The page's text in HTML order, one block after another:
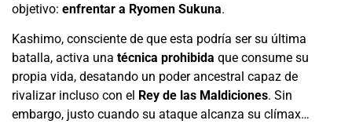
objetivo: enfrentar a Ryomen Sukuna.
Kashimo, consciente de que esta podría ser su última
batalla, activa una técnica prohibida que consume su
propia vida, desatando un poder ancestral capaz de
rivalizar incluso con el Rey de las Maldiciones. Sin
embargo, justo cuando su ataque alcanza su clímax…